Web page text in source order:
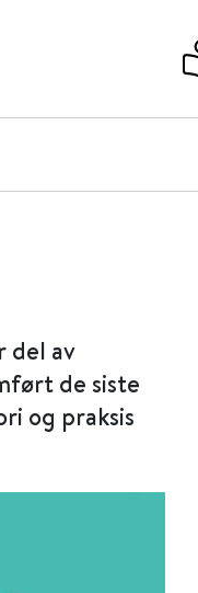
del av
de siste
og praksis